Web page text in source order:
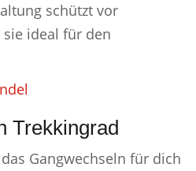
schützt vor
ideal für den
Trekkingrad
Gangwechseln für dich